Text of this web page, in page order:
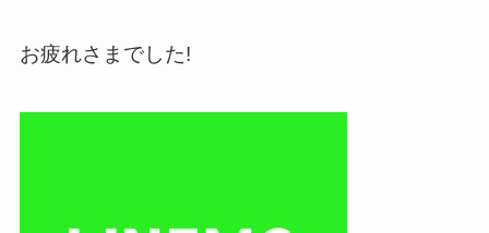
お疲れさまでした!